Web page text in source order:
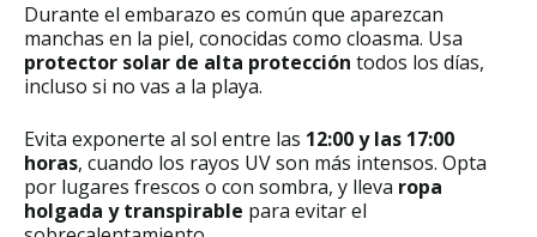
Durante el embarazo es común que aparezcan
manchas en la piel, conocidas como cloasma. Usa
protector solar de alta protección todos los días,
incluso si no vas a la playa.
Evita exponerte al sol entre las 12:00 y las 17:00
horas, cuando los rayos UV son más intensos. Opta
por lugares frescos o con sombra, y lleva ropa
holgada y transpirable para evitar el